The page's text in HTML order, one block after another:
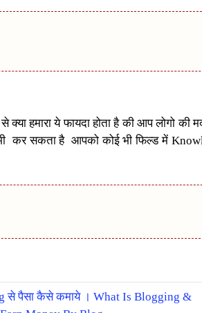
हमारा ये फायदा होता है की आप लोगो
सकता है आपको कोई भी फिल्ड में